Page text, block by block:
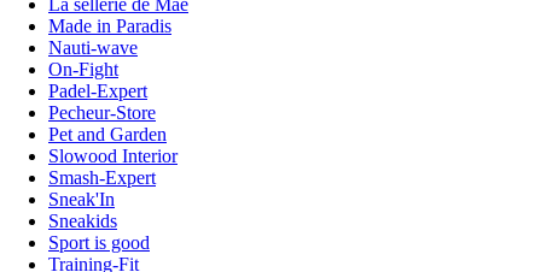
La sellerie de Maé
Made in Paradis
Nauti-wave
On-Fight
Padel-Expert
Pecheur-Store
Pet and Garden
Slowood Interior
Smash-Expert
Sneak'In
Sneakids
Sport is good
Training-Fit